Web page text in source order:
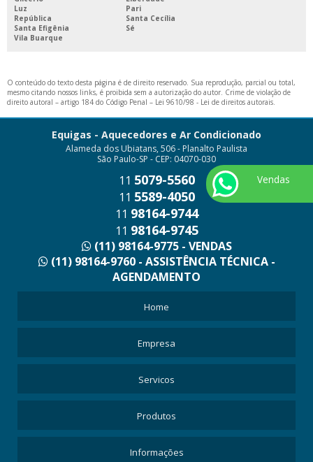
Luz
Pari
República
Santa Cecília
Santa Efigênia
Sé
Vila Buarque
O conteúdo do texto desta página é de direito reservado. Sua reprodução, parcial ou total,
mesmo citando nossos links, é proibida sem a autorização do autor. Crime de violação de
direito autoral – artigo 184 do Código Penal – Lei 9610/98 - Lei de direitos autorais.
Equigas - Aquecedores e Ar Condicionado
Alameda dos Ubiatans, 506 - Planalto Paulista
São Paulo-SP - CEP: 04070-030
11 5079-5560
11 5589-4050
11 98164-9744
11 98164-9745
(11) 98164-9775 - VENDAS
(11) 98164-9760 - ASSISTÊNCIA TÉCNICA -
AGENDAMENTO
Vendas
Home
Empresa
Servicos
Produtos
Informações